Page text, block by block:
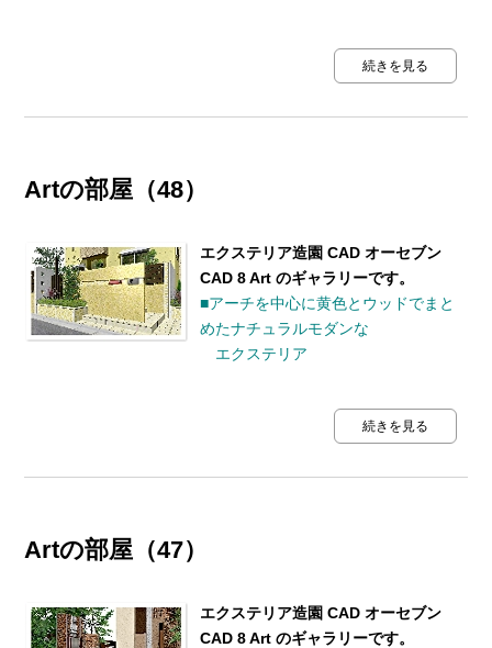
続きを見る
Artの部屋（48）
エクステリア造園 CAD オーセブン
CAD 8 Art のギャラリーです。
■アーチを中心に黄色とウッドでまと
めたナチュラルモダンな
エクステリア
続きを見る
Artの部屋（47）
エクステリア造園 CAD オーセブン
CAD 8 Art のギャラリーです。